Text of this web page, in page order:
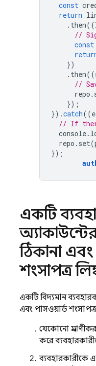
const
return
. then((
//
const
})
. then((
//
repo .
});
}).catch((
// If
console.
repo . set(
});
একটি
ঠিকানা
শংসাপত্র
একটি বিদ্যমান
এবং পাসওয়ার্ড
যেকোনো
করে
ব্যবহারকারীকে